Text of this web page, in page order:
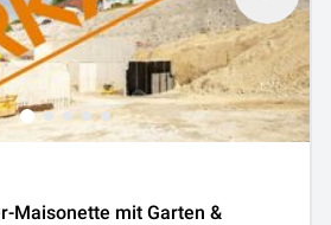
Maisonette mit Garten &